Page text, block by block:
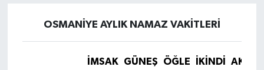
OSMANİYE AYLIK NAMAZ VAKITLERI
İMSAK GÜNEŞ ÖĞLE İKINDI